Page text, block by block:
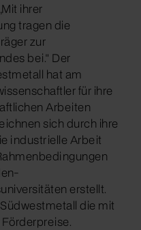
ihrer
tragen die
zur
bei." Der
hat am
für ihre
Arbeiten
sich durch ihre
industrielle Arbeit
erstellt.
die mit